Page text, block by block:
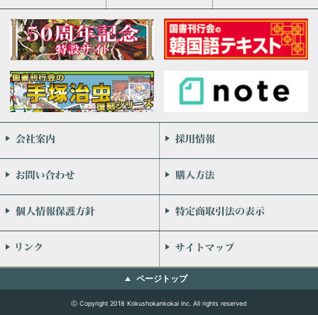
会社案内
お問い合わせ
個人情報保護方針
リンク
ページトップ
ⓒ Copyright 2018 Kokushokankokai Inc. All rights reserved